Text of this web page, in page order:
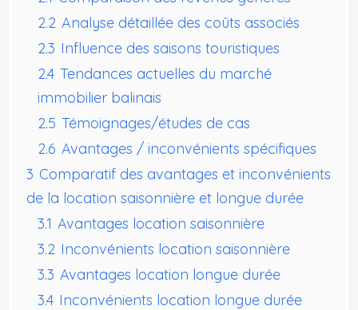
2.2 Analyse détaillée des coûts associés
2.3 Influence des saisons touristiques
2.4 Tendances actuelles du marché
immobilier balinais
2.5 Témoignages/études de cas
2.6 Avantages / inconvénients spécifiques
3 Comparatif des avantages et inconvénients
de la location saisonnière et longue durée
3.1 Avantages location saisonnière
3.2 Inconvénients location saisonnière
3.3 Avantages location longue durée
3.4 Inconvénients location longue durée